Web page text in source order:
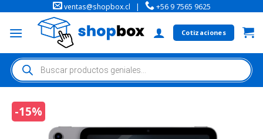
ventas@shopbox.cl | +56 9 7565 9625
Cotizaciones
-15%